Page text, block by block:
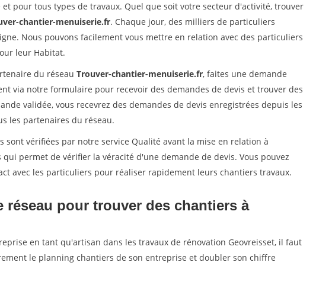
et pour tous types de travaux. Quel que soit votre secteur d'activité, trouver
chantier-menuiserie.fr. Chaque jour, des milliers de particuliers
Nous pouvons facilement vous mettre en relation avec des particuliers
leur Habitat.
du réseau Trouver-chantier-menuiserie.fr, faites une demande
via notre formulaire pour recevoir des demandes de devis et trouver des
validée, vous recevrez des demandes de devis enregistrées depuis les
les partenaires du réseau.
sont vérifiées par notre service Qualité avant la mise en relation à
qui permet de vérifier la véracité d'une demande de devis. Vous pouvez
avec les particuliers pour réaliser rapidement leurs chantiers travaux.
réseau pour trouver des chantiers à
en tant qu'artisan dans les travaux de rénovation Geovreisset, il faut
le planning chantiers de son entreprise et doubler son chiffre